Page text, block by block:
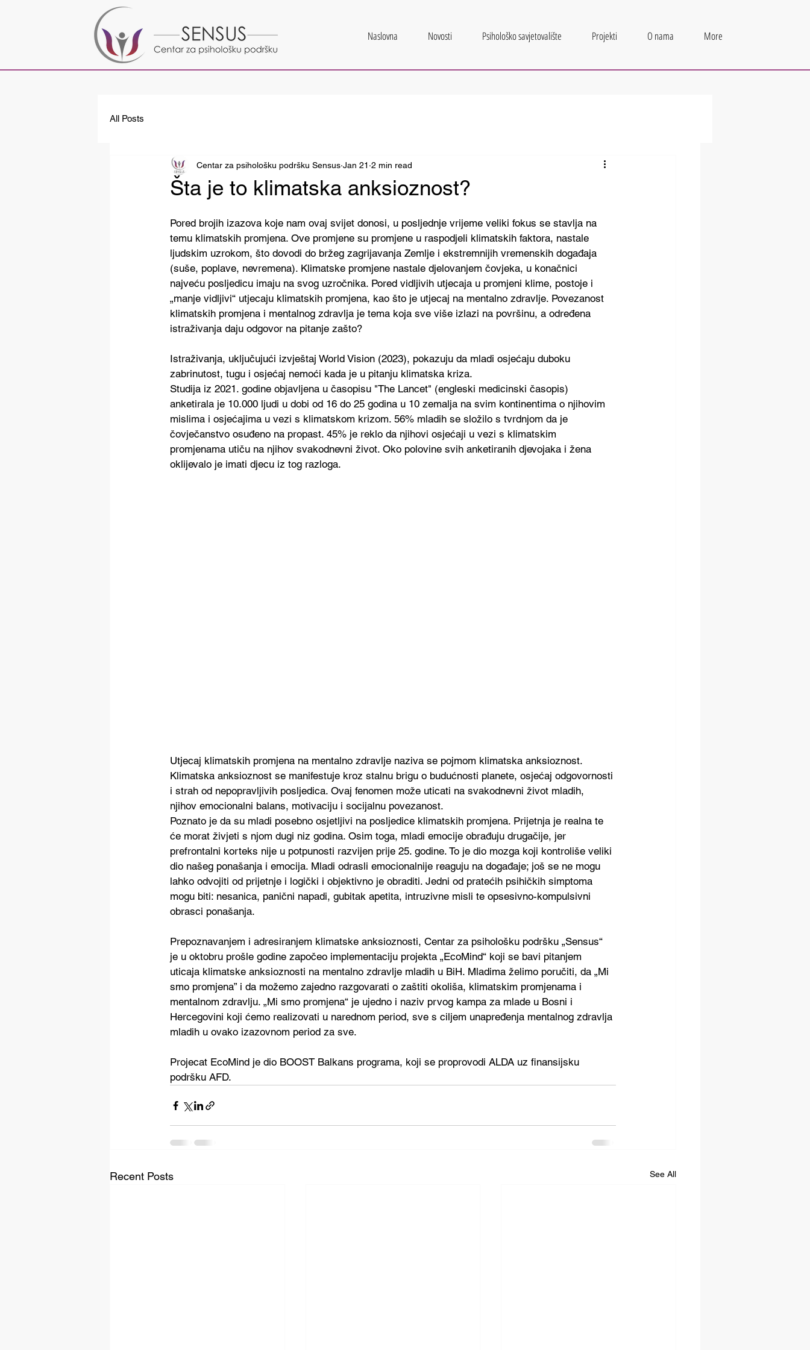
Naslovna Novosti Psihološko savjetovalište Projekti O nama More
All Posts
Šta je to klimatska anksioznost?
Centar za psihološku podršku Sensus Jan 21 2 min read
Pored brojih izazova koje nam ovaj svijet donosi, u posljednje vrijeme veliki fokus se stavlja na
temu klimatskih promjena. Ove promjene su promjene u raspodjeli klimatskih faktora, nastale
ljudskim uzrokom, što dovodi do bržeg zagrijavanja Zemlje i ekstremnijih vremenskih događaja
(suše, poplave, nevremena). Klimatske promjene nastale djelovanjem čovjeka, u konačnici
najveću posljedicu imaju na svog uzročnika. Pored vidljivih utjecaja u promjeni klime, postoje i
„manje vidljivi“ utjecaju klimatskih promjena, kao što je utjecaj na mentalno zdravlje. Povezanost
klimatskih promjena i mentalnog zdravlja je tema koja sve više izlazi na površinu, a određena
istraživanja daju odgovor na pitanje zašto?
Istraživanja, uključujući izvještaj World Vision (2023), pokazuju da mladi osjećaju duboku
zabrinutost, tugu i osjećaj nemoći kada je u pitanju klimatska kriza.
Studija iz 2021. godine objavljena u časopisu "The Lancet" (engleski medicinski časopis)
anketirala je 10.000 ljudi u dobi od 16 do 25 godina u 10 zemalja na svim kontinentima o njihovim
mislima i osjećajima u vezi s klimatskom krizom. 56% mladih se složilo s tvrdnjom da je
čovječanstvo osuđeno na propast. 45% je reklo da njihovi osjećaji u vezi s klimatskim
promjenama utiču na njihov svakodnevni život. Oko polovine svih anketiranih djevojaka i žena
oklijevalo je imati djecu iz tog razloga.
Utjecaj klimatskih promjena na mentalno zdravlje naziva se pojmom klimatska anksioznost.
Klimatska anksioznost se manifestuje kroz stalnu brigu o budućnosti planete, osjećaj odgovornosti
i strah od nepopravljivih posljedica. Ovaj fenomen može uticati na svakodnevni život mladih,
njihov emocionalni balans, motivaciju i socijalnu povezanost.
Poznato je da su mladi posebno osjetljivi na posljedice klimatskih promjena. Prijetnja je realna te
će morat živjeti s njom dugi niz godina. Osim toga, mladi emocije obrađuju drugačije, jer
prefrontalni korteks nije u potpunosti razvijen prije 25. godine. To je dio mozga koji kontroliše veliki
dio našeg ponašanja i emocija. Mladi odrasli emocionalnije reaguju na događaje; još se ne mogu
lahko odvojiti od prijetnje i logički i objektivno je obraditi. Jedni od pratećih psihičkih simptoma
mogu biti: nesanica, panični napadi, gubitak apetita, intruzivne misli te opsesivno-kompulsivni
obrasci ponašanja.
Prepoznavanjem i adresiranjem klimatske anksioznosti, Centar za psihološku podršku „Sensus“
je u oktobru prošle godine započeo implementaciju projekta „EcoMind“ koji se bavi pitanjem
uticaja klimatske anksioznosti na mentalno zdravlje mladih u BiH. Mladima želimo poručiti, da „Mi
smo promjena” i da možemo zajedno razgovarati o zaštiti okoliša, klimatskim promjenama i
mentalnom zdravlju. „Mi smo promjena“ je ujedno i naziv prvog kampa za mlade u Bosni i
Hercegovini koji ćemo realizovati u narednom period, sve s ciljem unapređenja mentalnog zdravlja
mladih u ovako izazovnom period za sve.
Projecat EcoMind je dio BOOST Balkans programa, koji se proprovodi ALDA uz finansijsku
podršku AFD.
Recent Posts See All